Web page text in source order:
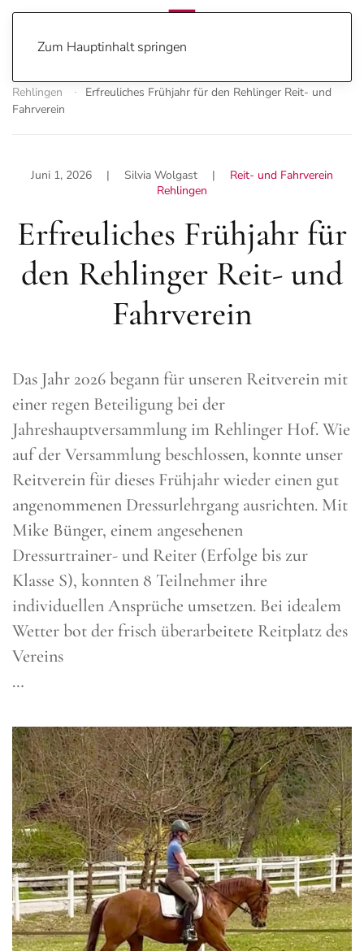
Zum Hauptinhalt springen
Rehlingen
Erfreuliches Frühjahr für den Rehlinger Reit- und
Fahrverein
Juni 1, 2026 | Silvia Wolgast | Reit- und Fahrverein
Rehlingen
Erfreuliches Frühjahr für
den Rehlinger Reit- und
Fahrverein
Das Jahr 2026 begann für unseren Reitverein mit
einer regen Beteiligung bei der
Jahreshauptversammlung im Rehlinger Hof. Wie
auf der Versammlung beschlossen, konnte unser
Reitverein für dieses Frühjahr wieder einen gut
angenommenen Dressurlehrgang ausrichten. Mit
Mike Bünger, einem angesehenen
Dressurtrainer- und Reiter (Erfolge bis zur
Klasse S), konnten 8 Teilnehmer ihre
individuellen Ansprüche umsetzen. Bei idealem
Wetter bot der frisch überarbeitete Reitplatz des
Vereins
…